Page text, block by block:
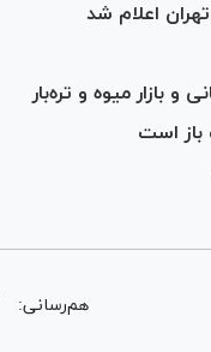
اعلام شد
باز است
هم‌رسانی: